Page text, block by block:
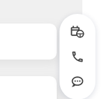
Jetzt